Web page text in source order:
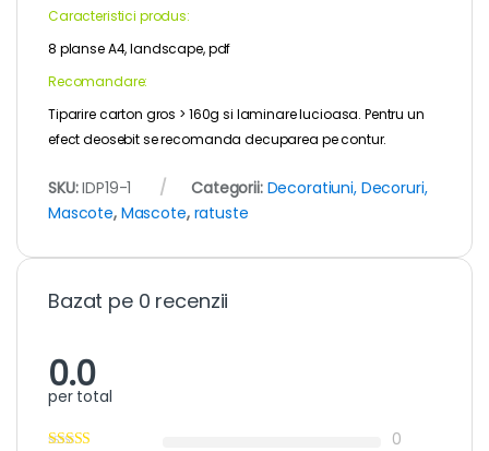
Caracteristici produs:
8 planse A4, landscape, pdf
Recomandare:
Tiparire carton gros > 160g si laminare lucioasa. Pentru un
efect deosebit se recomanda decuparea pe contur.
SKU:IDP19-1 Categorii: Decoratiuni, Decoruri,
Mascote, Mascote, ratuste
Bazat pe 0 recenzii
0.0
per total
0